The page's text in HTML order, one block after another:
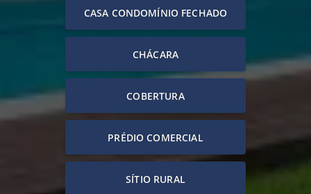
CASA CONDOMÍNIO FECHADO
CHÁCARA
COBERTURA
PRÉDIO COMERCIAL
SÍTIO RURAL